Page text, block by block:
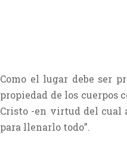
Como el lugar debe ser
propiedad de los cuerpos
Cristo -en virtud del cual
para llenarlo todo”.